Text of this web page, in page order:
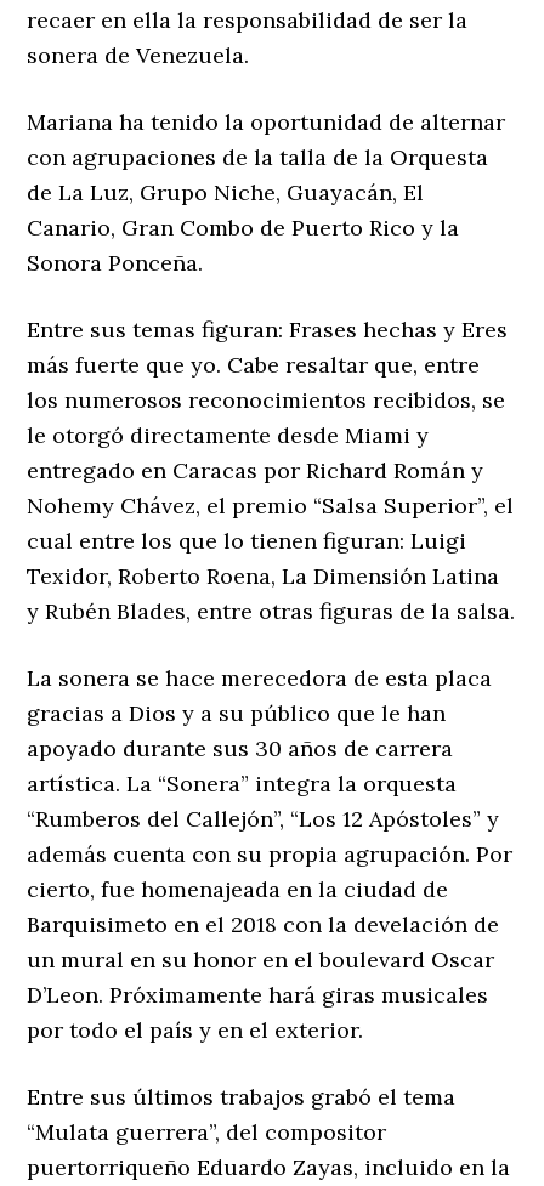
recaer en ella la responsabilidad de ser la
sonera de Venezuela.
Mariana ha tenido la oportunidad de alternar
con agrupaciones de la talla de la Orquesta
de La Luz, Grupo Niche, Guayacán, El
Canario, Gran Combo de Puerto Rico y la
Sonora Ponceña.
Entre sus temas figuran: Frases hechas y Eres
más fuerte que yo. Cabe resaltar que, entre
los numerosos reconocimientos recibidos, se
le otorgó directamente desde Miami y
entregado en Caracas por Richard Román y
Nohemy Chávez, el premio “Salsa Superior”, el
cual entre los que lo tienen figuran: Luigi
Texidor, Roberto Roena, La Dimensión Latina
y Rubén Blades, entre otras figuras de la salsa.
La sonera se hace merecedora de esta placa
gracias a Dios y a su público que le han
apoyado durante sus 30 años de carrera
artística. La “Sonera” integra la orquesta
“Rumberos del Callejón”, “Los 12 Apóstoles” y
además cuenta con su propia agrupación. Por
cierto, fue homenajeada en la ciudad de
Barquisimeto en el 2018 con la develación de
un mural en su honor en el boulevard Oscar
D’Leon. Próximamente hará giras musicales
por todo el país y en el exterior.
Entre sus últimos trabajos grabó el tema
“Mulata guerrera”, del compositor
puertorriqueño Eduardo Zayas, incluido en la